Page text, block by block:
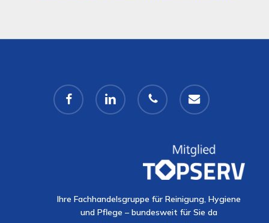
facebook linkedin phone email
Ihre Fachhandelsgruppe für Reinigung, Hygiene
und Pflege – bundesweit für Sie da